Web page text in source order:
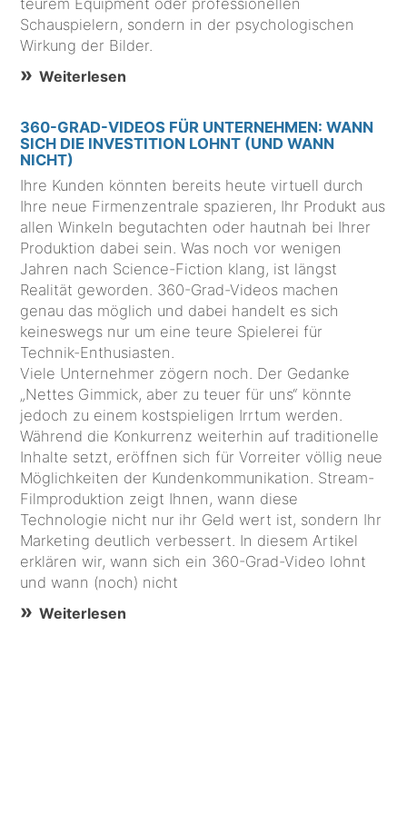
teurem Equipment oder professionellen
Schauspielern, sondern in der psychologischen
Wirkung der Bilder.
Weiterlesen
360-GRAD-VIDEOS FÜR UNTERNEHMEN: WANN
SICH DIE INVESTITION LOHNT (UND WANN
NICHT)
Ihre Kunden könnten bereits heute virtuell durch
Ihre neue Firmenzentrale spazieren, Ihr Produkt aus
allen Winkeln begutachten oder hautnah bei Ihrer
Produktion dabei sein. Was noch vor wenigen
Jahren nach Science-Fiction klang, ist längst
Realität geworden. 360-Grad-Videos machen
genau das möglich und dabei handelt es sich
keineswegs nur um eine teure Spielerei für
Technik-Enthusiasten.
Viele Unternehmer zögern noch. Der Gedanke
„Nettes Gimmick, aber zu teuer für uns“ könnte
jedoch zu einem kostspieligen Irrtum werden.
Während die Konkurrenz weiterhin auf traditionelle
Inhalte setzt, eröffnen sich für Vorreiter völlig neue
Möglichkeiten der Kundenkommunikation. Stream-
Filmproduktion zeigt Ihnen, wann diese
Technologie nicht nur ihr Geld wert ist, sondern Ihr
Marketing deutlich verbessert. In diesem Artikel
erklären wir, wann sich ein 360-Grad-Video lohnt
und wann (noch) nicht
Weiterlesen